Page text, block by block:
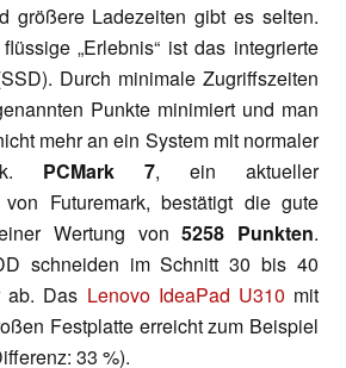
größere Ladezeiten gibt es selten.
„Erlebnis“ ist das integrierte
Durch minimale Zugriffszeiten
Punkte minimiert und man
mehr an ein System mit normaler
PCMark 7, ein aktueller
von Futuremark, bestätigt die gute
Wertung von5258 Punkten.
schneiden im Schnitt 30 bis 40
ab. Das Lenovo IdeaPad U310 mit
Festplatte erreicht zum Beispiel
33 %).